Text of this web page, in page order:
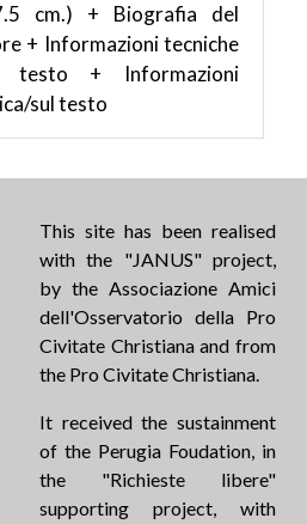
cm.) + Biografia del
+ Informazioni tecniche
testo + Informazioni
sul testo
This site has been realised
with the "JANUS" project,
by the Associazione Amici
dell'Osservatorio della Pro
Civitate Christiana and from
the Pro Civitate Christiana.
It received the sustainment
of the Perugia Foudation, in
the "Richieste libere"
supporting project, with